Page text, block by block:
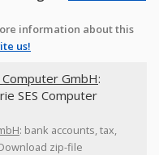
information about this
us!
Computer GmbH:
SES Computer
: bank accounts, tax,
zip-file